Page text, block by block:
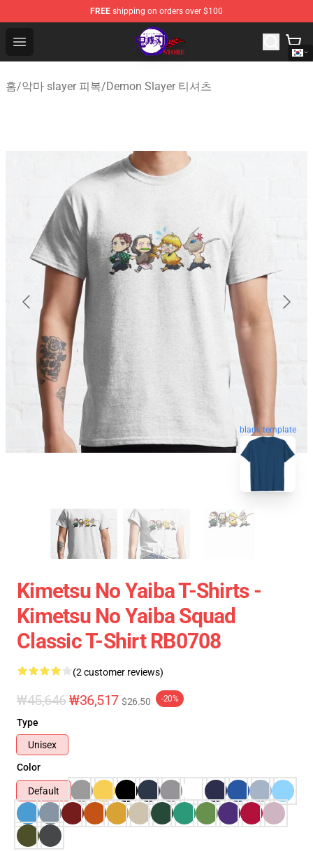
FREE shipping on orders over $100
Open menu
Kimetsu no Yaiba Store - Official Kimetsu no Yaiba
홈/악마 slayer 피복/Demon Slayer 티셔츠
blank template
Kimetsu No Yaiba T-Shirts -
Kimetsu No Yaiba Squad
Classic T-Shirt RB0708
(2 customer reviews)
₩45,646₩36,517 $26.50 -20%
Type
Unisex
Color
Default